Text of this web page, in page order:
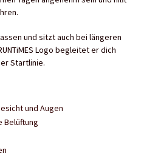
und sitzt auch bei längeren
Logo begleitet er dich
Startlinie.
und Augen
Belüftung